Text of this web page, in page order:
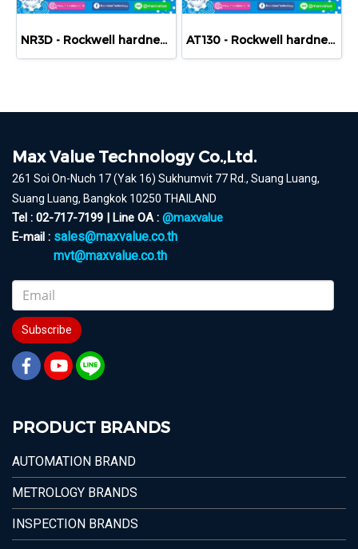
NR3D - Rockwell hardness Tester AT130 - Rockwell hardness Tester
Max Value Technology Co.,Ltd.
261 Soi On-Nuch 17 (Yak 16) Sukhumvit 77 Rd., Suang Luang,
Suang Luang, Bangkok 10250 THAILAND
Tel : 02-717-7199 | Line OA : @maxvalue
E-mail : sales@maxvalue.co.th
mvt@maxvalue.co.th
Subscribe
PRODUCT BRANDS
AUTOMATION BRAND
METROLOGY BRANDS
INSPECTION BRANDS